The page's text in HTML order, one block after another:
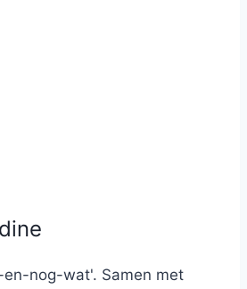
nog-wat'. Samen met